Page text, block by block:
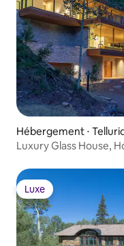
Hébergement ⋅
Luxury Glass House,
Luxe
Luxe